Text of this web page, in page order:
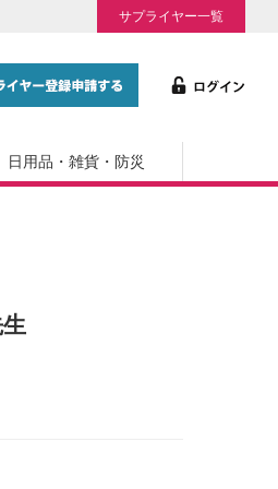
サプライヤー一覧
日用品・雑貨・防災